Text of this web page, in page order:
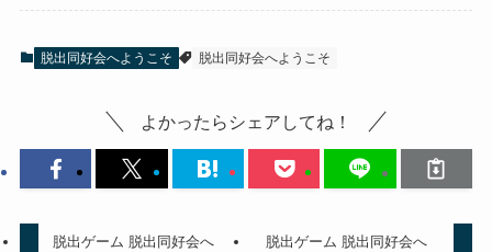
脱出同好会へようこそ 脱出同好会へようこそ
よかったらシェアしてね！
脱出ゲーム 脱出同好会へ
脱出ゲーム 脱出同好会へ